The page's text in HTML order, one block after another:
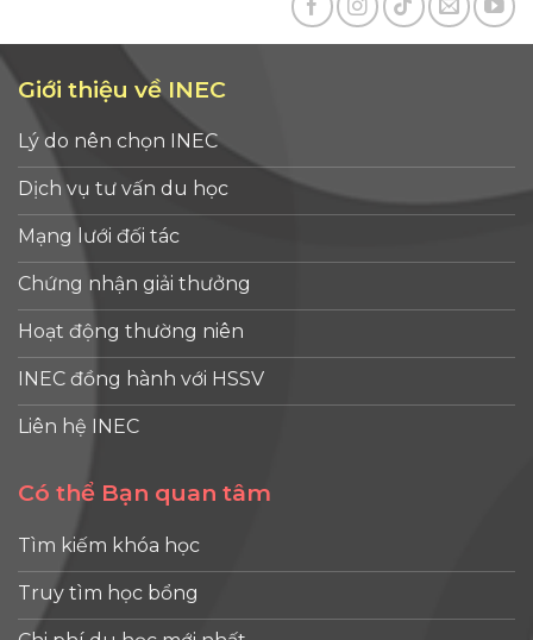
Giới thiệu về INEC
Lý do nên chọn INEC
Dịch vụ tư vấn du học
Mạng lưới đối tác
Chứng nhận giải thưởng
Hoạt động thường niên
INEC đồng hành với HSSV
Liên hệ INEC
Có thể Bạn quan tâm
Tìm kiếm khóa học
Truy tìm học bổng